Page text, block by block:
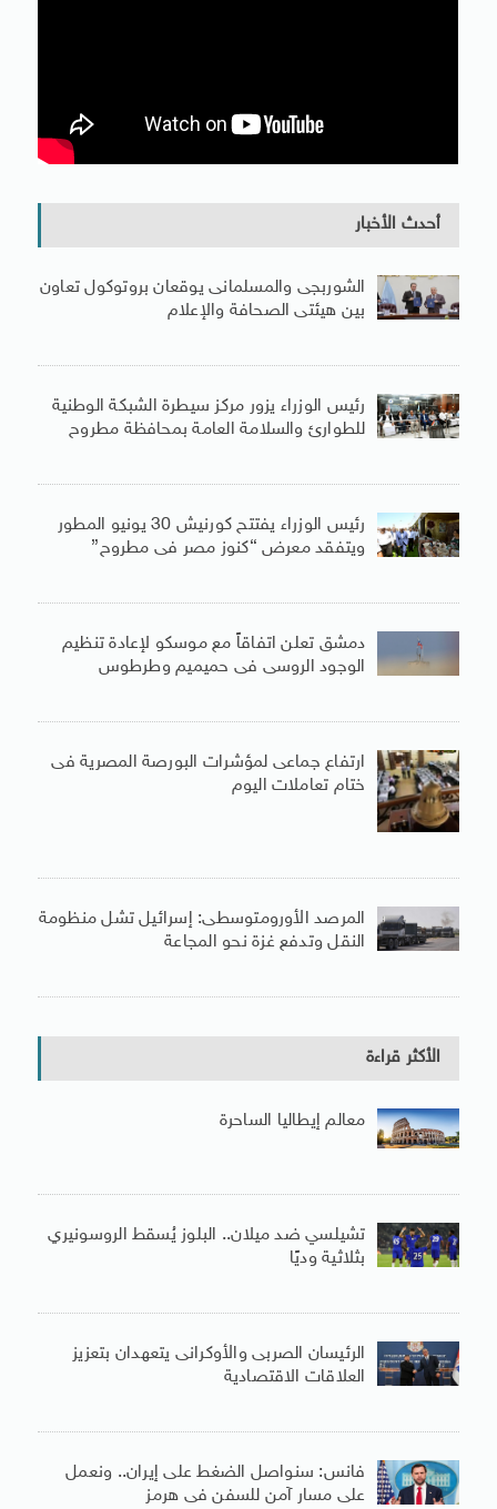
أحدث الأخبار
الشوربجى والمسلمانى يوقعان بروتوكول تعاون
بين هيئتى الصحافة والإعلام
رئيس الوزراء يزور مركز سيطرة الشبكة الوطنية
للطوارئ والسلامة العامة بمحافظة مطروح
رئيس الوزراء يفتتح كورنيش 30 يونيو المطور
ويتفقد معرض “كنوز مصر فى مطروح”
دمشق تعلن اتفاقاً مع موسكو لإعادة تنظيم
الوجود الروسى فى حميميم وطرطوس
ارتفاع جماعى لمؤشرات البورصة المصرية فى
ختام تعاملات اليوم
المرصد الأورومتوسطى: إسرائيل تشل منظومة
النقل وتدفع غزة نحو المجاعة
الأكثر قراءة
معالم إيطاليا الساحرة
تشيلسي ضد ميلان.. البلوز يُسقط الروسونيري
بثلاثية وديًا
الرئيسان الصربى والأوكرانى يتعهدان بتعزيز
العلاقات الاقتصادية
فانس: سنواصل الضغط على إيران.. ونعمل
على مسار آمن للسفن فى هرمز